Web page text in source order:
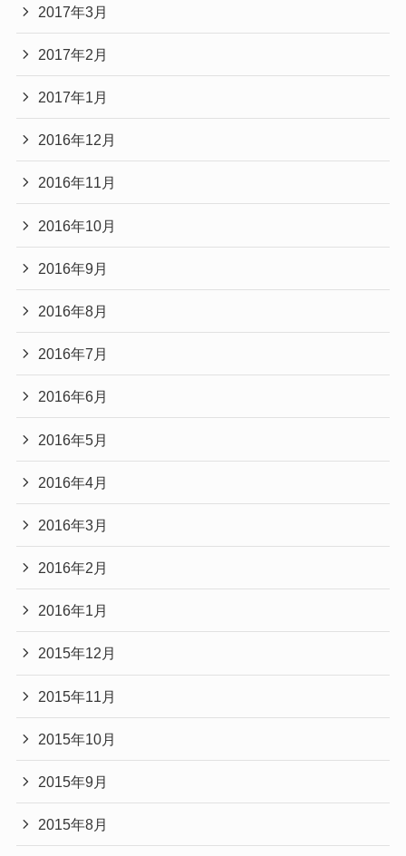
2017年3月
2017年2月
2017年1月
2016年12月
2016年11月
2016年10月
2016年9月
2016年8月
2016年7月
2016年6月
2016年5月
2016年4月
2016年3月
2016年2月
2016年1月
2015年12月
2015年11月
2015年10月
2015年9月
2015年8月